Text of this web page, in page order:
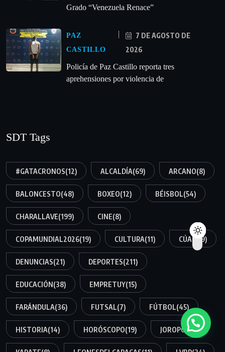
Grado “Venezuela Renace”
PAZ
CASTILLO
7 DE AGOSTO DE
2026
‎Policía de Paz Castillo reporta tres
aprehensiones por violencia de
SDT Tags
#GATACRONOS(12) ALCALDÍA(69) ARCANO(8)
BALONCESTO(48) BOXEO(12) BÉISBOL(54)
CHARALLAVE(199) CINE(8)
COPAMUNDIAL2026(19) CULTURA(11) CÚA(159)
DENUNCIAS(21) DEPORTES(211)
EDUCACIÓN(38) EMPRETUY(15)
FARÁNDULA(36) FUTSAL(7) FÚTBOL(45)
HISTORIA(14) HORÓSCOPO(19) JOROPO (34)